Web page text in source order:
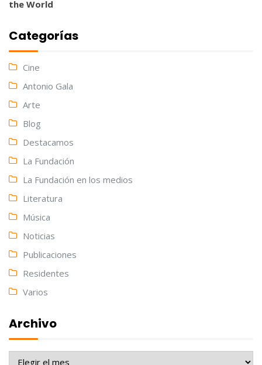
the World
Categorías
Cine
Antonio Gala
Arte
Blog
Destacamos
La Fundación
La Fundación en los medios
Literatura
Música
Noticias
Publicaciones
Residentes
Varios
Archivo
Archivo